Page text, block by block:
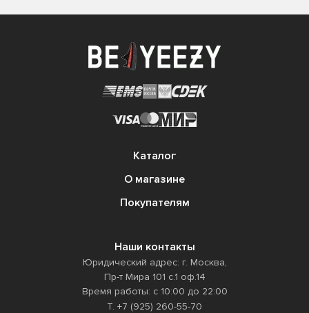
Каталог
О магазине
Покупателям
Наши контакты
Юридический адрес: г. Москва,
Пр-т Мира 101 с.1 оф.14
Время работы: с 10:00 до 22:00
Т. +7 (925) 260-55-70